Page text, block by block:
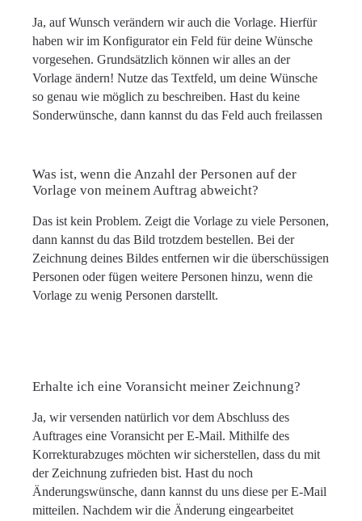
Ja, auf Wunsch verändern wir auch die Vorlage. Hierfür
haben wir im Konfigurator ein Feld für deine Wünsche
vorgesehen. Grundsätzlich können wir alles an der
Vorlage ändern! Nutze das Textfeld, um deine Wünsche
so genau wie möglich zu beschreiben. Hast du keine
Sonderwünsche, dann kannst du das Feld auch freilassen
Was ist, wenn die Anzahl der Personen auf der
Vorlage von meinem Auftrag abweicht?
Das ist kein Problem. Zeigt die Vorlage zu viele Personen,
dann kannst du das Bild trotzdem bestellen. Bei der
Zeichnung deines Bildes entfernen wir die überschüssigen
Personen oder fügen weitere Personen hinzu, wenn die
Vorlage zu wenig Personen darstellt.
Erhalte ich eine Voransicht meiner Zeichnung?
Ja, wir versenden natürlich vor dem Abschluss des
Auftrages eine Voransicht per E-Mail. Mithilfe des
Korrekturabzuges möchten wir sicherstellen, dass du mit
der Zeichnung zufrieden bist. Hast du noch
Änderungswünsche, dann kannst du uns diese per E-Mail
mitteilen. Nachdem wir die Änderung eingearbeitet